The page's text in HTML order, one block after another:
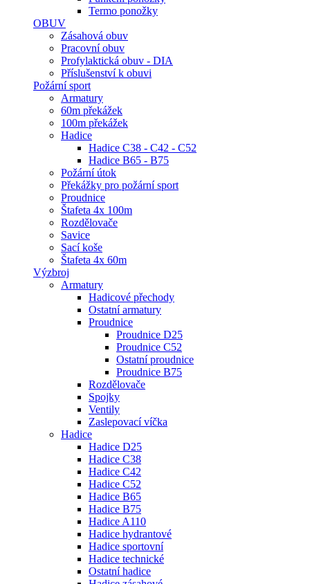
Termo ponožky
OBUV
Zásahová obuv
Pracovní obuv
Profylaktická obuv - DIA
Příslušenství k obuvi
Požární sport
Armatury
60m překážek
100m překážek
Hadice
Hadice C38 - C42 - C52
Hadice B65 - B75
Požární útok
Překážky pro požární sport
Proudnice
Štafeta 4x 100m
Rozdělovače
Savice
Sací koše
Štafeta 4x 60m
Výzbroj
Armatury
Hadicové přechody
Ostatní armatury
Proudnice
Proudnice D25
Proudnice C52
Ostatní proudnice
Proudnice B75
Rozdělovače
Spojky
Ventily
Zaslepovací víčka
Hadice
Hadice D25
Hadice C38
Hadice C42
Hadice C52
Hadice B65
Hadice B75
Hadice A110
Hadice hydrantové
Hadice sportovní
Hadice technické
Ostatní hadice